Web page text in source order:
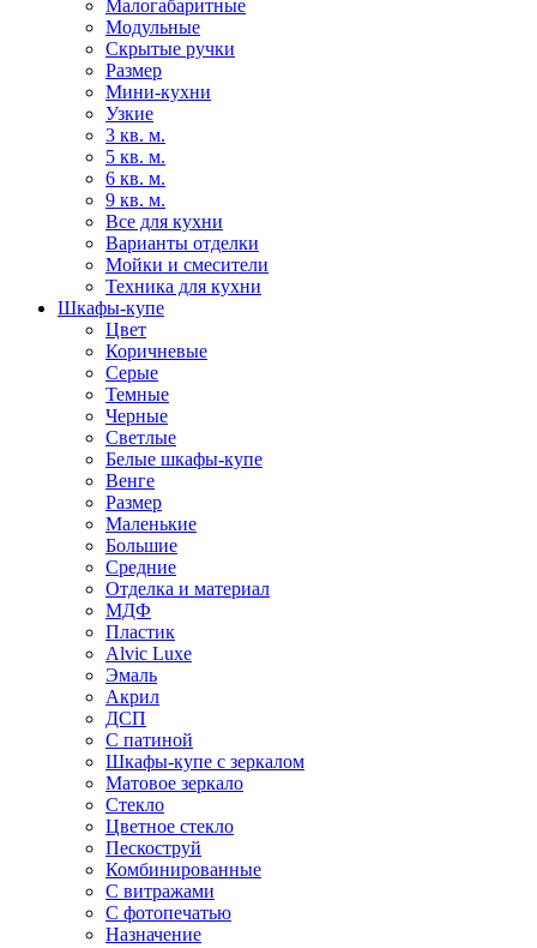
Малогабаритные
Модульные
Скрытые ручки
Размер
Мини-кухни
Узкие
3 кв. м.
5 кв. м.
6 кв. м.
9 кв. м.
Все для кухни
Варианты отделки
Мойки и смесители
Техника для кухни
Шкафы-купе
Цвет
Коричневые
Серые
Темные
Черные
Светлые
Белые шкафы-купе
Венге
Размер
Маленькие
Большие
Средние
Отделка и материал
МДФ
Пластик
Alvic Luxe
Эмаль
Акрил
ДСП
С патиной
Шкафы-купе с зеркалом
Матовое зеркало
Стекло
Цветное стекло
Пескоструй
Комбинированные
С витражами
С фотопечатью
Назначение